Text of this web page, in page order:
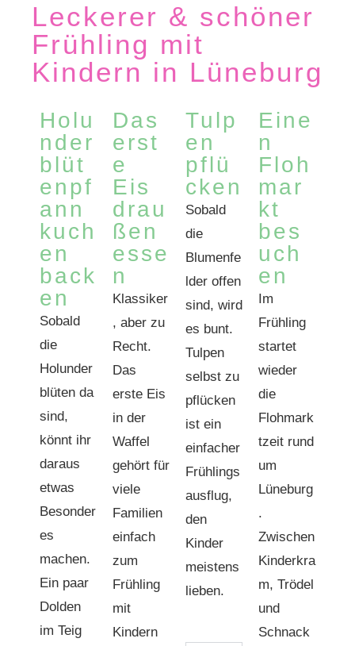
Leckerer & schöner
Frühling mit
Kindern in Lüneburg
Holu
nder
blüt
enpf
ann
kuch
en
back
en
Sobald
die
Holunder
blüten da
sind,
könnt ihr
daraus
etwas
Besonder
es
machen.
Ein paar
Dolden
im Teig
Das
erst
e
Eis
drau
ßen
esse
n
Klassiker
, aber zu
Recht.
Das
erste Eis
in der
Waffel
gehört für
viele
Familien
einfach
zum
Frühling
mit
Kindern
Tulp
en
pflü
cken
Sobald
die
Blumenfe
lder offen
sind, wird
es bunt.
Tulpen
selbst zu
pflücken
ist ein
einfacher
Frühlings
ausflug,
den
Kinder
meistens
lieben.
Eine
n
Floh
mar
kt
bes
uch
en
Im
Frühling
startet
wieder
die
Flohmark
tzeit rund
um
Lüneburg
.
Zwischen
Kinderkra
m, Trödel
und
Schnack